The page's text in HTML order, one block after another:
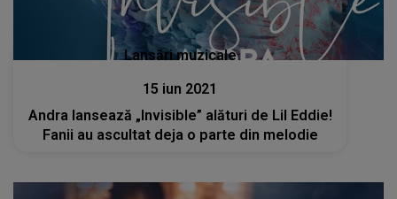
Lansări muzicale
15 iun 2021
Andra lansează „Invisible” alături de Lil Eddie!
Fanii au ascultat deja o parte din melodie